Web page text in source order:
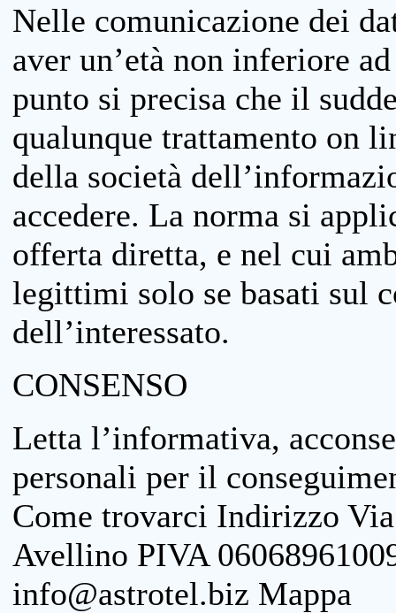
Nelle comunicazione dei
aver un’età non inferiore
punto si precisa che il
qualunque trattamento on
della società
accedere. La norma si
offerta diretta, e nel cui
legittimi solo se basati sul
dell’interessato.
CONSENSO
Letta l’informativa,
personali per il
Come trovarci Indirizzo
Avellino PIVA
info@astrotel.biz Mappa